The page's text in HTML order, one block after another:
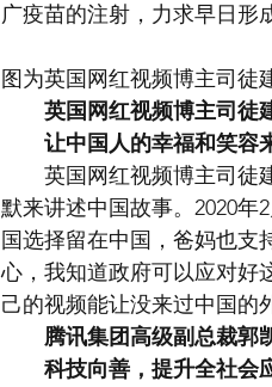
广疫苗的注射，力求早日形
图为英国网红视频博主司徒
英国网红视频博主司徒
让中国人的幸福和笑容
英国网红视频博主司徒建
默来讲述中国故事。2020
国选择留在中国，爸妈也支
心，我知道政府可以应对好
己的视频能让没来过中国的
腾讯集团高级副总裁郭
科技向善，提升全社会